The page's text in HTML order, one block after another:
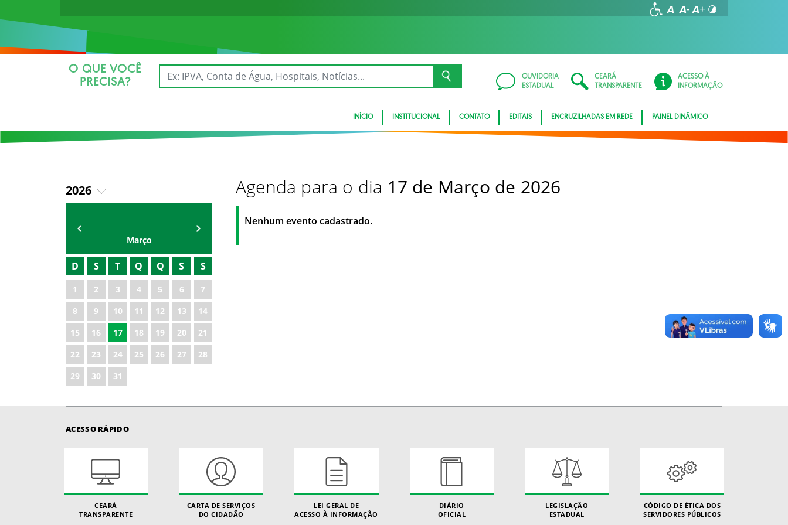
O QUE VOCÊ
PRECISA?
OUVIDORIA
ESTADUAL
CEARÁ
TRANSPARENTE
ACESSO À
INFORMAÇÃO
INÍCIO INSTITUCIONAL CONTATO EDITAIS ENCRUZILHADAS EM REDE PAINEL DINÂMICO
2026
Março
D S T Q Q S S
1 2 3 4 5 6
7
8
9 10 11 12 13
14
15
16 17 18 19 20
21
22
23 24 25 26 27
28
29
30 31
Agenda para o dia 17 de Março de 2026
Nenhum evento cadastrado.
ACESSO RÁPIDO
CEARÁ
TRANSPARENTE
CARTA DE SERVIÇOS
DO CIDADÃO
LEI GERAL DE
ACESSO À INFORMAÇÃO
DIÁRIO
OFICIAL
LEGISLAÇÃO
ESTADUAL
CÓDIGO DE ÉTICA DOS
SERVIDORES PÚBLICOS